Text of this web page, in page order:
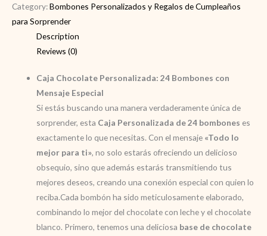
Category:Bombones Personalizados y Regalos de Cumpleaños
para Sorprender
Description
Reviews (0)
Caja Chocolate Personalizada: 24 Bombones con
Mensaje Especial
Si estás buscando una manera verdaderamente única de
sorprender, esta Caja Personalizada de 24 bombones es
exactamente lo que necesitas. Con el mensaje «Todo lo
mejor para ti», no solo estarás ofreciendo un delicioso
obsequio, sino que además estarás transmitiendo tus
mejores deseos, creando una conexión especial con quien lo
reciba.Cada bombón ha sido meticulosamente elaborado,
combinando lo mejor del chocolate con leche y el chocolate
blanco. Primero, tenemos una deliciosa base de chocolate